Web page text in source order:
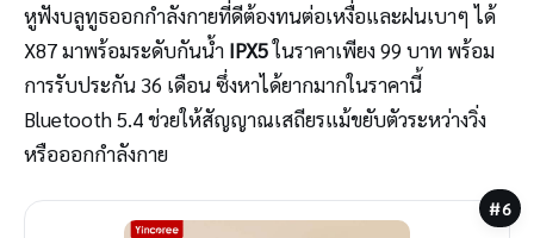
หูฟังบลูทูธออกกำลังกายที่ดีต้องทนต่อเหงื่อและฝนเบาๆ ได้
X87 มาพร้อมระดับกันน้ำ IPX5ในราคาเพียง 99 บาท พร้อม
การรับประกัน 36 เดือน ซึ่งหาได้ยากมากในราคานี้
Bluetooth 5.4 ช่วยให้สัญญาณเสถียรแม้ขยับตัวระหว่างวิ่ง
หรือออกกำลังกาย
#6